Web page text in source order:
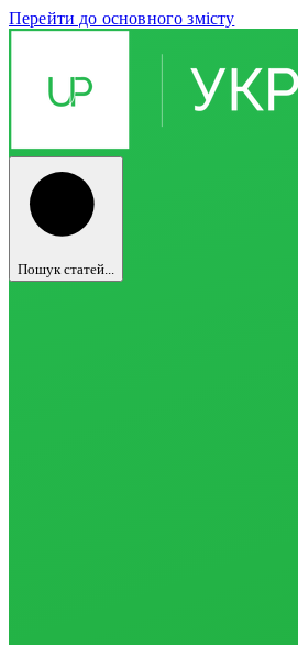
Перейти до основного змісту
Пошук статей...